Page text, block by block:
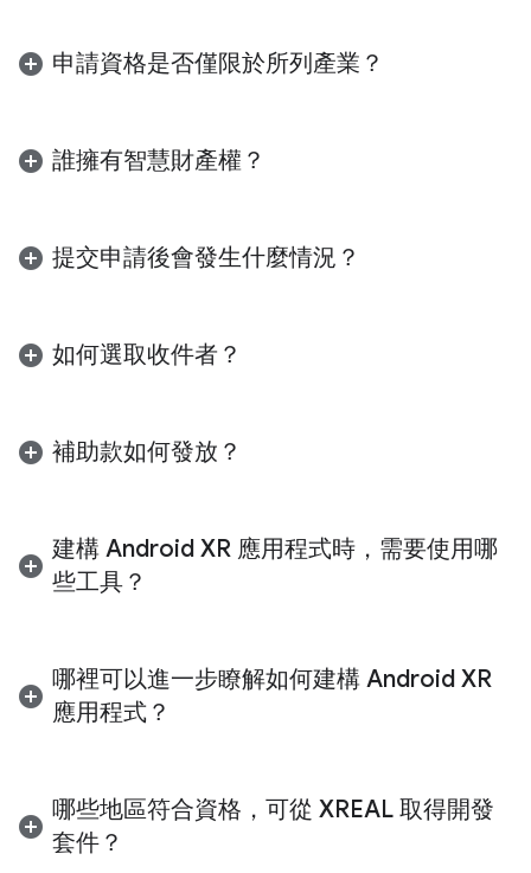
種，取決於您的體驗是專為視覺沉浸式體驗設計，
還是全天候的實用情境。
3D 內容的體驗，例如沉浸式媒體或多個應用
程式視窗的多工處理。這種板型規格會將數
動。
裝置非常適合用於對話式體驗、現實世界導
音互動和觸控板輸入。
請。
申請資格是否僅限於所列產業？
創新應用程式，只要能清楚展現 Android XR 的用
途即可。如果您的專案不屬於上述類別，但提供使
誰擁有智慧財產權？
援您的開發作業，並協助您在 Android XR 生態系
統中擴展獨特的解決方案。
提交申請後會發生什麼情況？
查程序。我們會在 2026 年 7 月 15 日前，透過電
子郵件通知你選取狀態。 選定的參與者將進入新
如何選取收件者？
根據多項因素評估專案，包括但不限於垂直領域一
致性、開發人員準備程度，以及清楚說明資金需
補助款如何發放？
的補助金。選取後，申請人會收到最終獎勵金額通
知，並可選擇接受或拒絕。我們會根據主要開發里
程碑 (包括但不限於簽署協議、技術設計和在
建構 Android XR 應用程式時，需要使用哪
些工具？
使用Jetpack XR SDK和 Android Studio
建立擴增
實境體驗。目前不支援音訊或顯示型眼鏡的遊戲引
擎。
Android Studio、XR Blocks SDK、Unity 、Godot
或Unreal Engine
哪裡可以進一步瞭解如何建構 Android XR
應用程式？
做法，請造訪 Android XR 開發人員網站 。
哪些地區符合資格，可從 XREAL 取得開發
套件？